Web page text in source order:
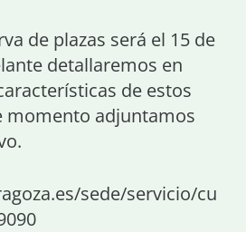
de plazas será el 15 de
detallaremos en
de estos
momento adjuntamos
sede/servicio/cu